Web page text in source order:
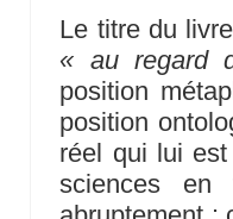
Le titre du
« au regard
position
position
réel qui lui
sciences